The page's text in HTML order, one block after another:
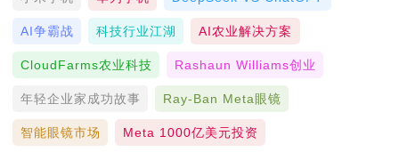
AI争霸战 科技行业江湖 AI农业解决方案
CloudFarms农业科技 Rashaun Williams创业
年轻企业家成功故事 Ray-Ban Meta眼镜
智能眼镜市场 Meta 1000亿美元投资